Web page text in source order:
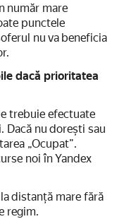
număr mare
punctele
nu va beneficia
dacă prioritatea
trebuie efectuate
Dacă nu dorești sau
„Ocupat”.
noi în Yandex
distanță mare fără
regim.